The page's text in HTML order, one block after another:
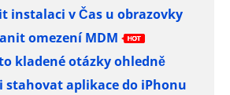
instalaci v Čas u obrazovky
omezení MDM
kladené otázky ohledně
stahovat aplikace do iPhonu